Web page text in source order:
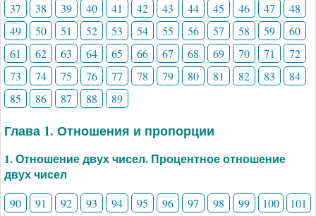
37
38 39 40 41 42 43 44 45 46 47
48
49
50 51 52 53 54 55 56 57 58 59
60
61
62 63 64 65 66 67 68 69 70 71
72
73
74 75 76 77 78 79 80 81 82 83
84
85
86 87 88 89
Глава 1. Отношения и пропорции
1. Отношение двух чисел. Процентное отношение
двух чисел
90 91 92 93 94 95 96 97 98 99 100
101